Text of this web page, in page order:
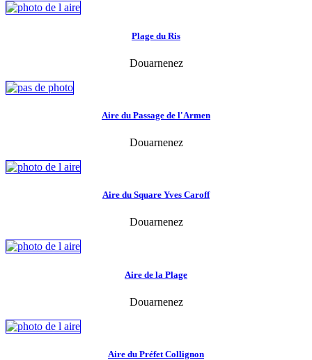
Plage du Ris
Douarnenez
Aire du Passage de l'Armen
Douarnenez
Aire du Square Yves Caroff
Douarnenez
Aire de la Plage
Douarnenez
Aire du Préfet Collignon